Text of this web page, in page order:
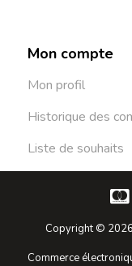
Mon compte
Mon profil
Historique des
Liste de souhaits
Copyright ©
Commerce